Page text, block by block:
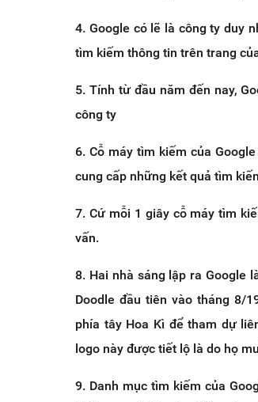
4. Google có lẽ là công ty duy
tìm kiếm thông tin trên trang
5. Tính từ đầu năm đến nay,
công ty
6. Cỗ máy tìm kiếm của
cung cấp những kết quả tìm
7. Cứ mỗi 1 giây cỗ máy tìm
vấn.
8. Hai nhà sáng lập ra Google
Doodle đầu tiên vào tháng 8/
phía tây Hoa Kì để tham dự
logo này được tiết lộ là do họ
9. Danh mục tìm kiếm của